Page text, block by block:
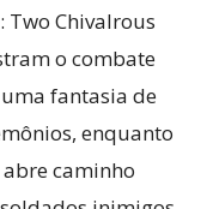
Chivalrous
o combate
fantasia de
enquanto
caminho